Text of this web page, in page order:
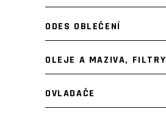
ODES OBLEČENÍ
OLEJE A MAZIVA, FILTRY
OVLADAČE